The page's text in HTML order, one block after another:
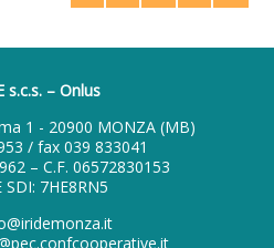
s.c.s. – Onlus
1 - 20900 MONZA (MB)
/ fax 039 833041
– C.F. 06572830153
SDI: 7HE8RN5